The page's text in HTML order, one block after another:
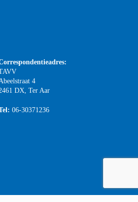
4
DX, Ter Aar
06-30371236